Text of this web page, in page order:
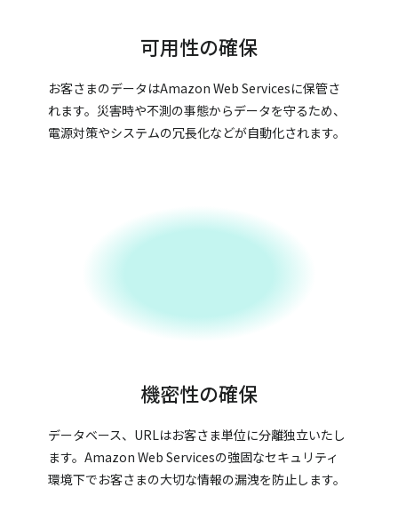
可用性の確保
お客さまのデータはAmazon Web Servicesに保管さ
れます。災害時や不測の事態からデータを守るため、
電源対策やシステムの冗長化などが自動化されます。
機密性の確保
データベース、URLはお客さま単位に分離独立いたし
ます。Amazon Web Servicesの強固なセキュリティ
環境下でお客さまの大切な情報の漏洩を防止します。